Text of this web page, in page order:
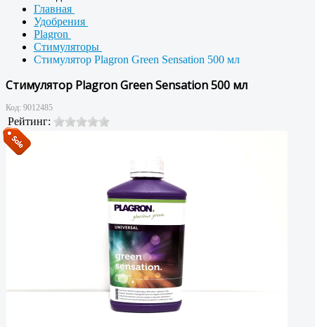
Главная
Удобрения
Plagron
Стимуляторы
Стимулятор Plagron Green Sensation 500 мл
Стимулятор Plagron Green Sensation 500 мл
Код: 9012485
Рейтинг: